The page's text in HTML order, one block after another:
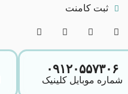
ثبت کامنت
۰۹۱۲۰۵۵۷۳۰۶
شماره موبایل کلینیک